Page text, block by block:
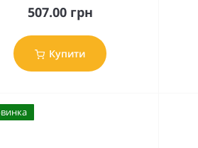
507.00 грн
Купити